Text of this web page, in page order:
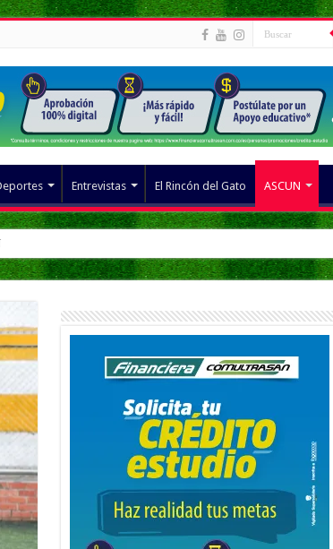
Entrevistas El Rincón del Gato ASCUN